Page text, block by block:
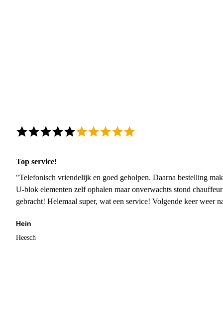
Top service!
"Telefonisch vriendelijk en goed geholpen. Daarna bestelling
U-blok elementen zelf ophalen maar onverwachts stond
gebracht! Helemaal super, wat een service! Volgende keer weer
Hein
Heesch